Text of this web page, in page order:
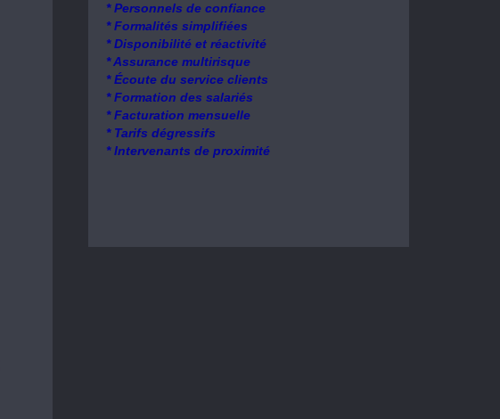
* Personnels de confiance
* Formalités simplifiées
* Disponibilité et réactivité
* Assurance multirisque
* Écoute du service clients
* Formation des salariés
* Facturation mensuelle
* Tarifs dégressifs
* Intervenants de proximité